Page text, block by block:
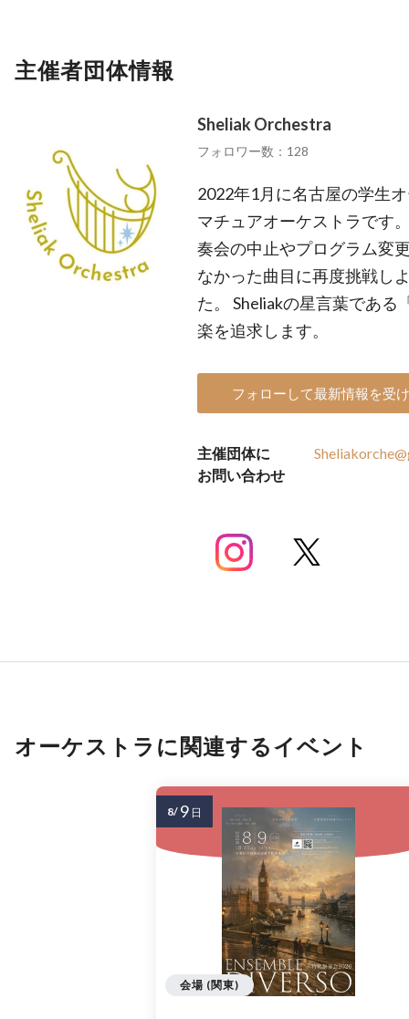
主催者団体情報
Sheliak Orchestra
フォロワー数：128
2022年1月に名古屋の学生
マチュアオーケストラです
奏会の中止やプログラム変
なかった曲目に再度挑戦し
た。 Sheliakの星言葉であ
楽を追求します。
フォローして最新情報を受
主催団体に
お問い合わせ
オーケストラに関連するイベント
会場 (関東)
8/ 9 日